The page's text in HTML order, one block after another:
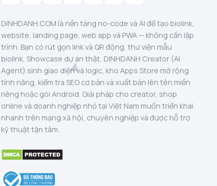
DINHDANH.COM là nền tảng no-code và AI để tạo biolink,
website, landing page, web app và PWA — không cần lập
trình. Bạn có rút gọn link và QR động, thư viện mẫu
biolink, Showcase dự án thật, DINHDANH Creator (AI
Agent) sinh giao diện và logic, kho Apps Store mở rộng
tính năng, kiểm tra SEO cơ bản và xuất bản lên tên miền
riêng hoặc gói Android. Giải pháp cho creator, shop
online và doanh nghiệp nhỏ tại Việt Nam muốn triển khai
nhanh trên mạng xã hội, chuyên nghiệp và được hỗ trợ
kỹ thuật tận tâm.